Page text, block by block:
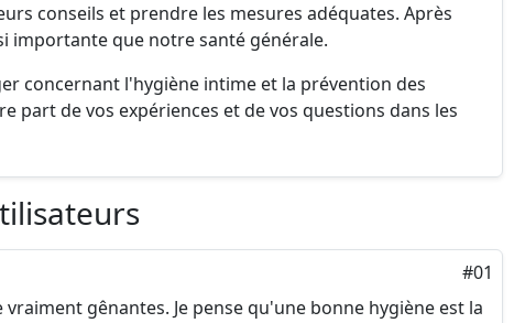
conseils et prendre les mesures adéquates. Après
importante que notre santé générale.
concernant l'hygiène intime et la prévention des
part de vos expériences et de vos questions dans les
#01
gênantes. Je pense qu'une bonne hygiène est la